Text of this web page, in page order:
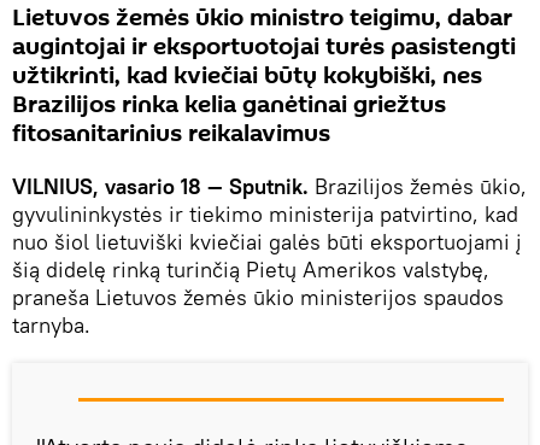
Lietuvos žemės ūkio ministro teigimu, dabar
augintojai ir eksportuotojai turės pasistengti
užtikrinti, kad kviečiai būtų kokybiški, nes
Brazilijos rinka kelia ganėtinai griežtus
fitosanitarinius reikalavimus
VILNIUS, vasario 18 — Sputnik. Brazilijos žemės ūkio,
gyvulininkystės ir tiekimo ministerija patvirtino, kad
nuo šiol lietuviški kviečiai galės būti eksportuojami į
šią didelę rinką turinčią Pietų Amerikos valstybę,
praneša Lietuvos žemės ūkio ministerijos spaudos
tarnyba.